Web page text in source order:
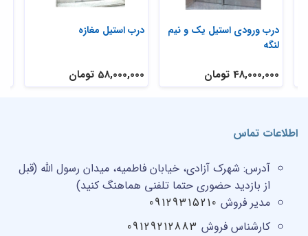
درب استیل مغازه
58,000,000 تومان
درب ورودی استیل یک و نیم
لنگه
48,000,000 تومان
اطلاعات تماس
آدرس: شهرک آزادی، خیابان فاطمیه، میدان رسول الله (قبل
از بازدید حضوری حتما تلفنی هماهنگ کنید)
مدیر فروش 09129315210
کارشناس فروش 09129212883